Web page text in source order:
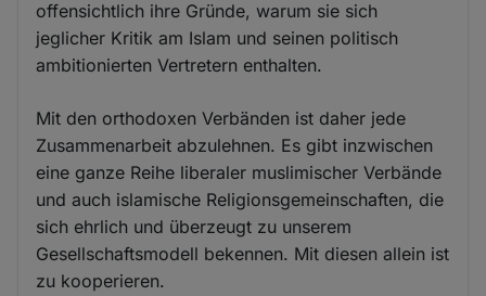
offensichtlich ihre Gründe, warum sie sich
jeglicher Kritik am Islam und seinen politisch
ambitionierten Vertretern enthalten.
Mit den orthodoxen Verbänden ist daher jede
Zusammenarbeit abzulehnen. Es gibt inzwischen
eine ganze Reihe liberaler muslimischer Verbände
und auch islamische Religionsgemeinschaften, die
sich ehrlich und überzeugt zu unserem
Gesellschaftsmodell bekennen. Mit diesen allein ist
zu kooperieren.